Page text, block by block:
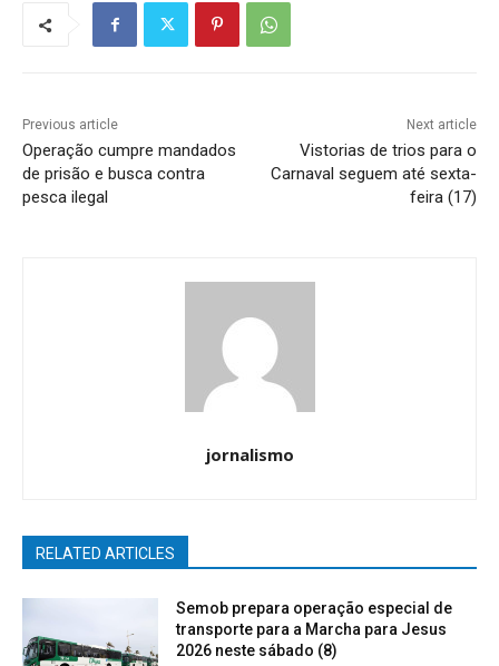
Previous article
Operação cumpre mandados
de prisão e busca contra
pesca ilegal
Next article
Vistorias de trios para o
Carnaval seguem até sexta-
feira (17)
jornalismo
RELATED ARTICLES
Semob prepara operação especial de
transporte para a Marcha para Jesus
2026 neste sábado (8)